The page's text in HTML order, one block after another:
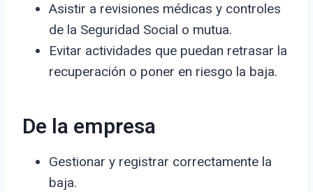
Asistir a revisiones médicas y controles
de la Seguridad Social o mutua.
Evitar actividades que puedan retrasar la
recuperación o poner en riesgo la baja.
De la empresa
Gestionar y registrar correctamente la
baja.